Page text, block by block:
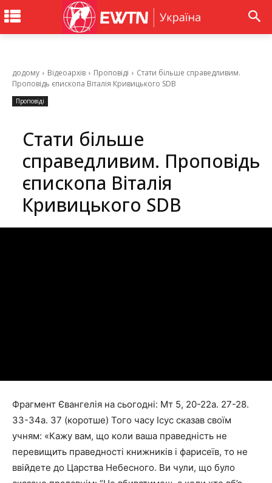
додому Відеоархів Проповіді
Стати більше справедливим.
Проповідь єпископа Віталія Кривицького SDB
Проповіді
Стати більше
справедливим. Проповідь
єпископа Віталія
Кривицького SDB
Фрагмент Євангелія на сьогодні: Мт 5, 20-22а. 27-28.
33-34а. 37 (коротше) Того часу Ісус сказав своїм
учням: «Кажу вам, що коли ваша праведність не
перевищить праведності книжників і фарисеїв, то не
ввійдете до Царства Небесного. Ви чули, що було